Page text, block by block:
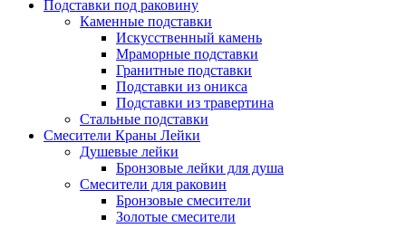
Подставки под раковину
Каменные подставки
Искусственный камень
Мраморные подставки
Гранитные подставки
Подставки из оникса
Подставки из травертина
Стальные подставки
Смесители Краны Лейки
Душевые лейки
Бронзовые лейки для душа
Смесители для раковин
Бронзовые смесители
Золотые смесители